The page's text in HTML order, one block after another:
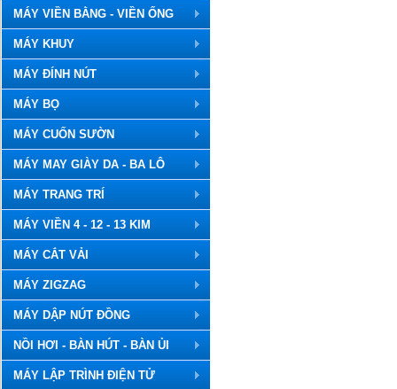
MÁY VIỀN BẰNG - VIỀN ỐNG
MÁY KHUY
MÁY ĐÍNH NÚT
MÁY BỌ
MÁY CUỐN SƯỜN
MÁY MAY GIÀY DA - BA LÔ
MÁY TRANG TRÍ
MÁY VIỀN 4 - 12 - 13 KIM
MÁY CẮT VẢI
MÁY ZIGZAG
MÁY DẬP NÚT ĐỒNG
NỒI HƠI - BÀN HÚT - BÀN ỦI
MÁY LẬP TRÌNH ĐIỆN TỬ